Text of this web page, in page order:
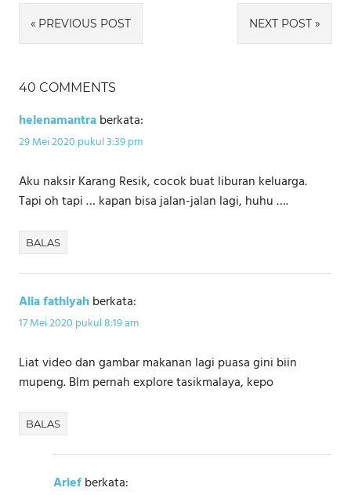
Navigasi
pos
PREVIOUS POST NEXT POST
40 COMMENTS
helenamantraberkata:
29 Mei 2020 pukul 3:39 pm
Aku naksir Karang Resik, cocok buat liburan keluarga.
Tapi oh tapi … kapan bisa jalan-jalan lagi, huhu ….
BALAS
Alia fathiyahberkata:
17 Mei 2020 pukul 8:19 am
Liat video dan gambar makanan lagi puasa gini biin
mupeng. Blm pernah explore tasikmalaya, kepo
BALAS
Ariefberkata: